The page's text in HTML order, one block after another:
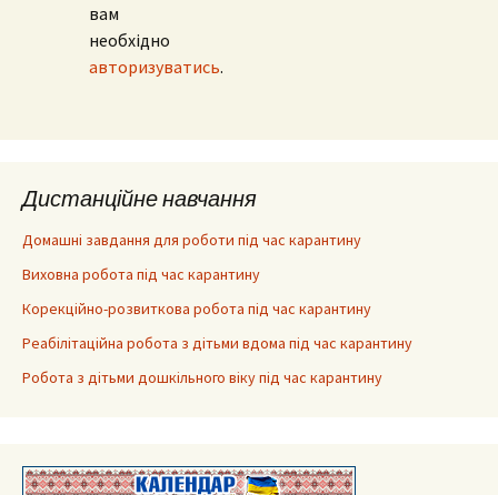
вам
необхідно
авторизуватись.
Дистанційне навчання
Домашні завдання для роботи під час карантину
Виховна робота під час карантину
Корекційно-розвиткова робота під час карантину
Реабілітаційна робота з дітьми вдома під час карантину
Робота з дітьми дошкільного віку під час карантину